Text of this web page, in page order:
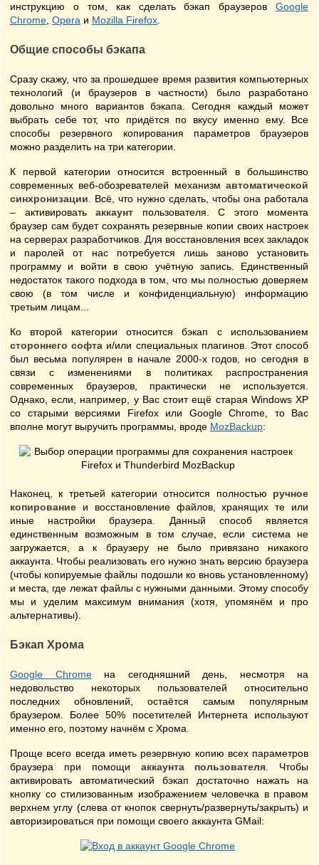
инструкцию о том, как сделать бэкап браузеровGoogle
Chrome Opera и Mozilla Firefox
Общие способы бэкапа
Сразу скажу, что за прошедшее время развития компьютерных
технологий (и браузеров в частности) было разработано
довольно много вариантов бэкапа. Сегодня каждый может
выбрать себе тот, что придётся по вкусу именно ему. Все
способы резервного копирования параметров браузеров
можно разделить на три категории.
К первой категории относится встроенный в большинство
современных веб-обозревателей механизмавтоматической
синхронизации . Всё, что нужно сделать, чтобы она работала
– активироватьаккаунт пользователя. С этого момента
браузер сам будет сохранять резервные копии своих настроек
на серверах разработчиков. Для восстановления всех закладок
и паролей от нас потребуется лишь заново установить
программу и войти в свою учётную запись. Единственный
недостаток такого подхода в том, что мы полностью доверяем
свою (в том числе и конфиденциальную) информацию
третьим лицам...
Ко второй категории относится бэкап с использованием
стороннего софта и/или специальных плагинов. Этот способ
был весьма популярен в начале 2000-х годов, но сегодня в
связи с изменениями в политиках распространения
современных браузеров, практически не используется.
Однако, если, например, у Вас стоит ещё старая Windows XP
со старыми версиями Firefox или Google Chrome, то Вас
вполне могут выручить программы, вроде MozBackup:
Наконец, к третьей категории относится полностью ручное
копирование и восстановление файлов, хранящих те или
иные настройки браузера. Данный способ является
единственным возможным в том случае, если система не
загружается, а к браузеру не было привязано никакого
аккаунта. Чтобы реализовать его нужно знать версию браузера
(чтобы копируемые файлы подошли ко вновь установленному)
и места, где лежат файлы с нужными данными. Этому способу
мы и уделим максимум внимания (хотя, упомянём и про
альтернативы).
Бэкап Хрома
Google Chromeна сегодняшний день, несмотря на
недовольство некоторых пользователей относительно
последних обновлений, остаётся самым популярным
браузером. Более 50% посетителей Интернета используют
именно его, поэтому начнём с Хрома.
Проще всего всегда иметь резервную копию всех параметров
браузера при помощи аккаунта пользователя . Чтобы
активировать автоматический бэкап достаточно нажать на
кнопку со стилизованным изображением человечка в правом
верхнем углу (слева от кнопок свернуть/развернуть/закрыть) и
авторизироваться при помощи своего аккаунта GMail: